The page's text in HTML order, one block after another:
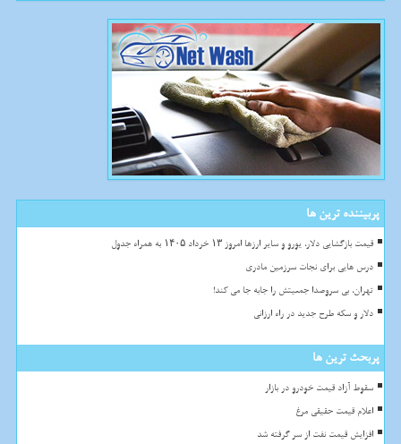
پربیننده ترین ها
قیمت بازگشایی دلار، یورو و سایر ارزها امروز ۱۳ خرداد ۱۴۰۵ به همراه جدول
درس هایی برای نجات سرزمین مادری
تهران، بی سروصدا جمعیتش را جابه جا می کند!
دلار و سکه طرح جدید در راه ارزانی
پربحث ترین ها
سقوط آزاد قیمت خودرو در بازار
اعلام قیمت حقیقی مرغ
افزایش قیمت نفت از سر گرفته شد